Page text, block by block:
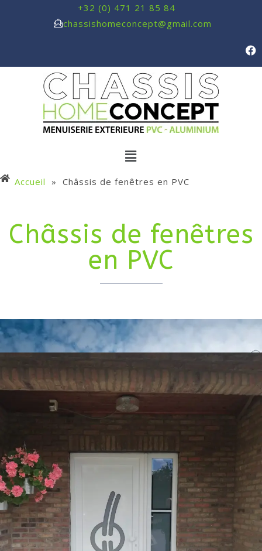
+32 (0) 471 21 85 84
chassishomeconcept@gmail.com
Accueil » Châssis de fenêtres en PVC
Châssis de fenêtres
en PVC